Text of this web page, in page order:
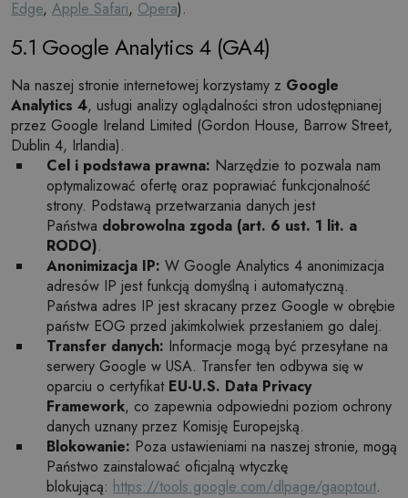
Edge, Apple Safari, Opera).
5.1 Google Analytics 4 (GA4)
Na naszej stronie internetowej korzystamy z Google
Analytics 4, usługi analizy oglądalności stron udostępnianej
przez Google Ireland Limited (Gordon House, Barrow Street,
Dublin 4, Irlandia).
Cel i podstawa prawna: Narzędzie to pozwala nam
optymalizować ofertę oraz poprawiać funkcjonalność
strony. Podstawą przetwarzania danych jest
Państwa dobrowolna zgoda (art. 6 ust. 1 lit. a
RODO).
Anonimizacja IP: W Google Analytics 4 anonimizacja
adresów IP jest funkcją domyślną i automatyczną.
Państwa adres IP jest skracany przez Google w obrębie
państw EOG przed jakimkolwiek przesłaniem go dalej.
Transfer danych: Informacje mogą być przesyłane na
serwery Google w USA. Transfer ten odbywa się w
oparciu o certyfikat EU-U.S. Data Privacy
Framework, co zapewnia odpowiedni poziom ochrony
danych uznany przez Komisję Europejską.
Blokowanie: Poza ustawieniami na naszej stronie, mogą
Państwo zainstalować oficjalną wtyczkę
blokującą: https://tools.google.com/dlpage/gaoptout.